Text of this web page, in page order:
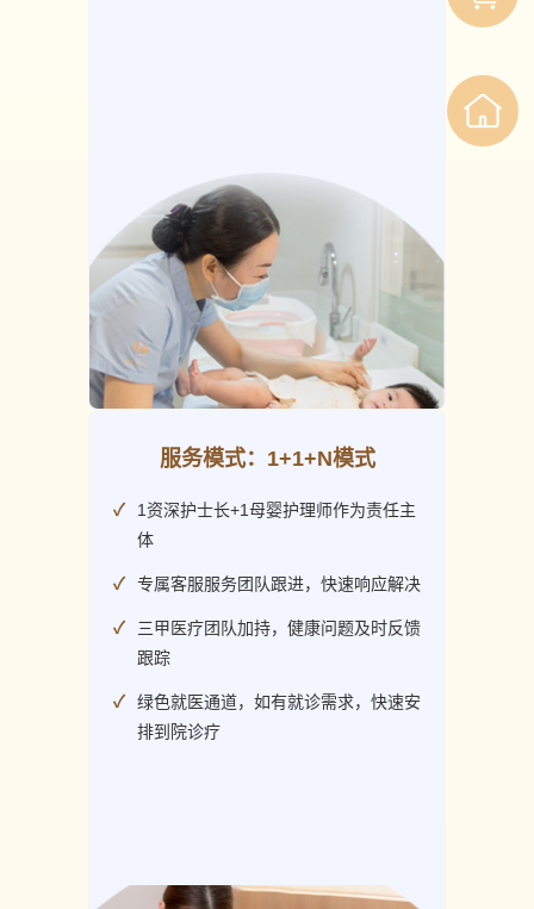
服务模式：1+1+N模式
1资深护士长+1母婴护理师作为责任主
体
专属客服服务团队跟进，快速响应解决
三甲医疗团队加持，健康问题及时反馈
跟踪
绿色就医通道，如有就诊需求，快速安
排到院诊疗